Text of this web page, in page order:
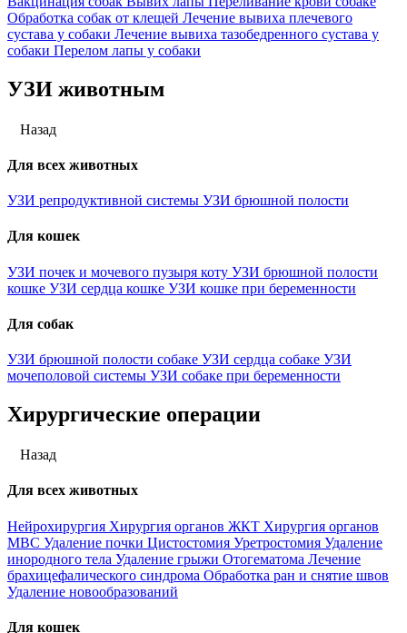
Обработка собак от клещей Лечение вывиха плечевого
сустава у собаки Лечение вывиха тазобедренного сустава у
собаки Перелом лапы у собаки
УЗИ животным
Назад
Для всех животных
УЗИ репродуктивной системы УЗИ брюшной полости
Для кошек
УЗИ почек и мочевого пузыря коту УЗИ брюшной полости
кошке УЗИ сердца кошке УЗИ кошке при беременности
Для собак
УЗИ брюшной полости собаке УЗИ сердца собаке УЗИ
мочеполовой системы УЗИ собаке при беременности
Хирургические операции
Назад
Для всех животных
Нейрохирургия Хирургия органов ЖКТ Хирургия органов
МВС Удаление почки Цистостомия Уретростомия Удаление
инородного тела Удаление грыжи Отогематома Лечение
брахицефалического синдрома Обработка ран и снятие швов
Удаление новообразований
Для кошек